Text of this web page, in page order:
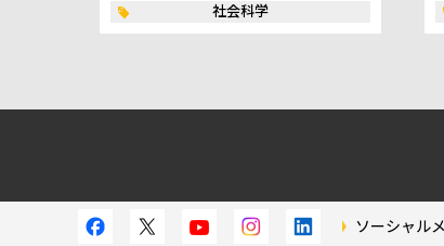
社会科学
ソーシャル